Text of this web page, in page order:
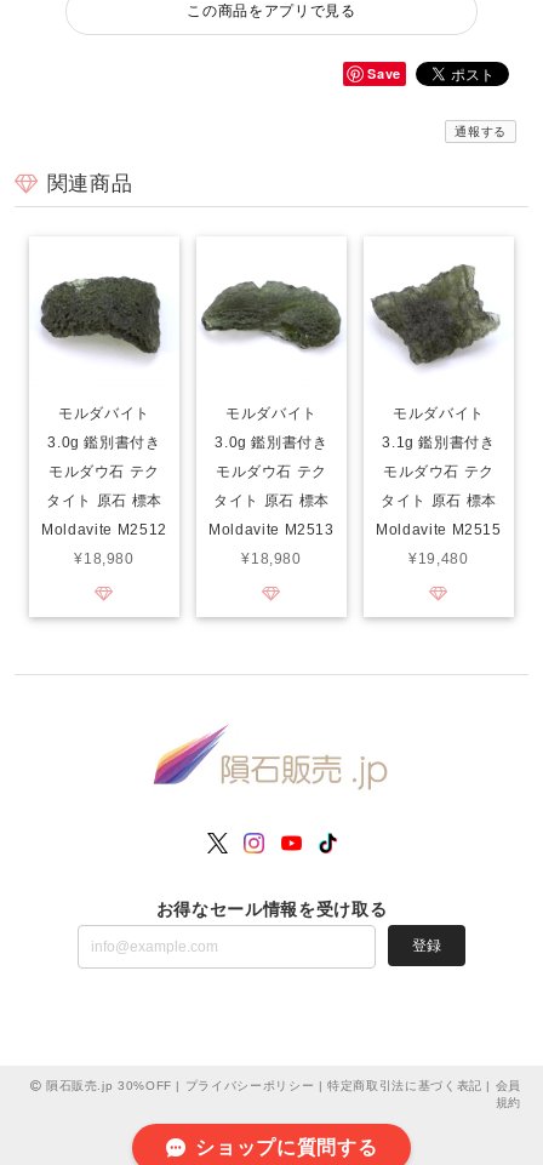
この商品をアプリで見る
Save
通報する
関連商品
モルダバイト
3.0g 鑑別書付き
モルダウ石 テク
タイト 原石 標本
Moldavite M2512
¥18,980
モルダバイト
3.0g 鑑別書付き
モルダウ石 テク
タイト 原石 標本
Moldavite M2513
¥18,980
モルダバイト
3.1g 鑑別書付き
モルダウ石 テク
タイト 原石 標本
Moldavite M2515
¥19,480
お得なセール情報を受け取る
登録
隕石販売.jp 30%OFF | プライバシーポリシー |特定商取引法に基づく表記 | 会員
規約
ショップに質問する